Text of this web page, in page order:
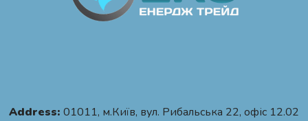
Address: 01011, м.Київ, вул. Рибальська 22, офіс 12.02